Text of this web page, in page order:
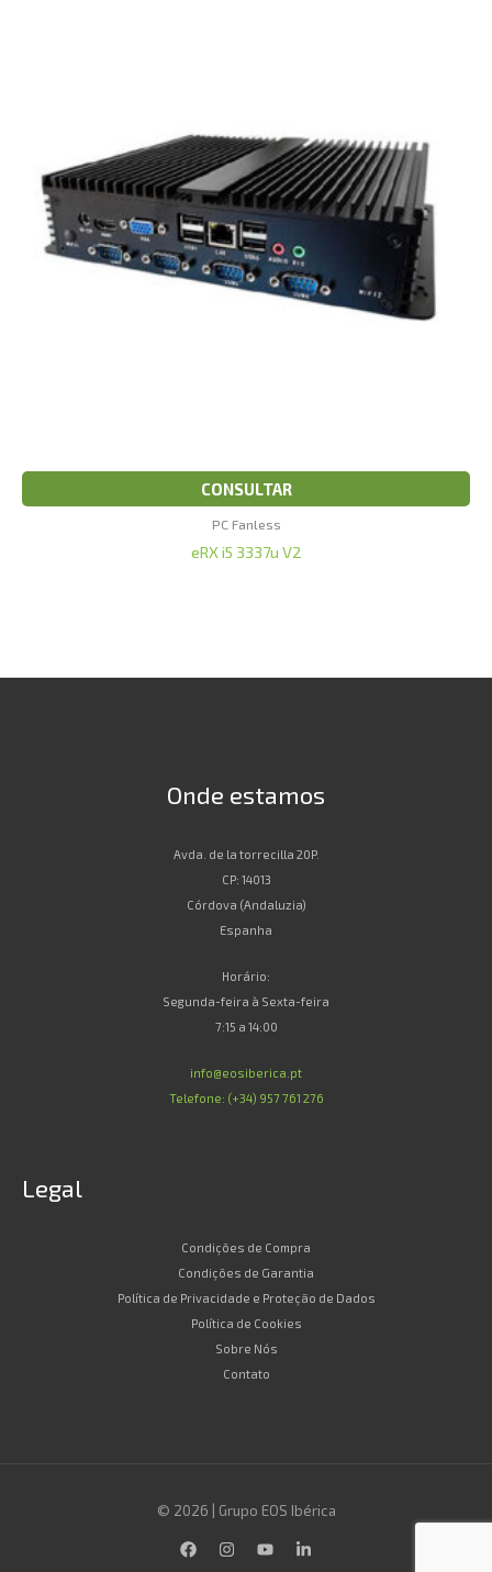
CONSULTAR
PC Fanless
eRX i5 3337u V2
Onde estamos
Avda. de la torrecilla 20P.
CP: 14013
Córdova (Andaluzia)
Espanha
Horário:
Segunda-feira à Sexta-feira
7:15 a 14:00
info@eosiberica.pt
Telefone: (+34) 957 761 276
Legal
Condições de Compra
Condições de Garantia
Política de Privacidade e Proteção de Dados
Política de Cookies
Sobre Nós
Contato
© 2026 | Grupo EOS Ibérica